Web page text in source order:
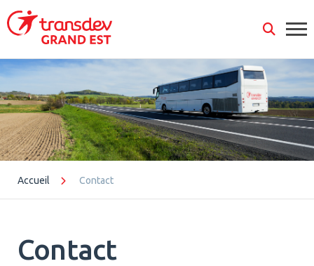
Accueil Contact
Contact
Panneau de gestion des cookies